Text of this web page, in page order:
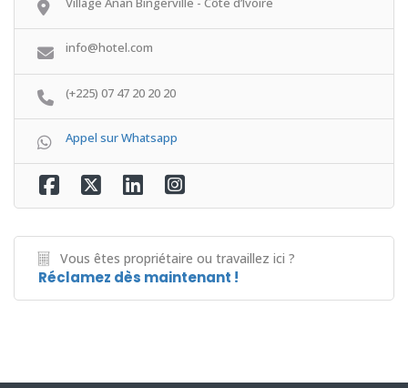
info@hotel.com
(+225) 07 47 20 20 20
Appel sur Whatsapp
Vous êtes propriétaire ou travaillez ici ?
Réclamez dès maintenant !